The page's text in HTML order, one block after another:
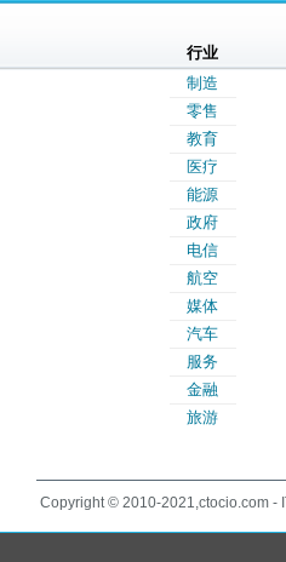
行业
制造
零售
教育
医疗
能源
政府
电信
航空
媒体
汽车
服务
金融
旅游
Copyright © 2010-2021,ctocio.com -